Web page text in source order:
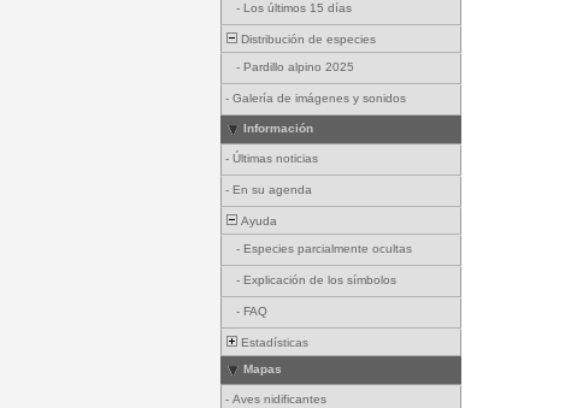
- Los últimos 15 días
Distribución de especies
- Pardillo alpino 2025
- Galería de imágenes y sonidos
Información
- Últimas noticias
- En su agenda
Ayuda
- Especies parcialmente ocultas
- Explicación de los símbolos
- FAQ
Estadísticas
Mapas
- Aves nidificantes